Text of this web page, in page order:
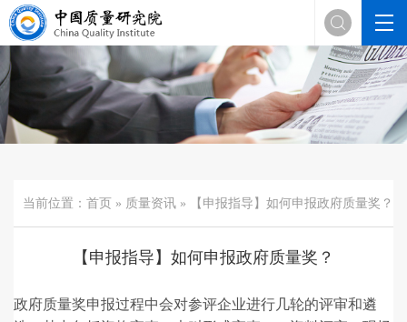

当前位置： 首页 » 质量资讯 » 【申报指导】如何申报政府质量奖？
【申报指导】如何申报政府质量奖？
政府质量奖申报过程中会对参评企业进行几轮的评审和遴